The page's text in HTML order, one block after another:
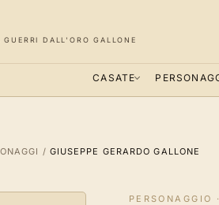
DALL'ORO GALLONE
CASATE
/ GIUSEPPE GERARDO GALLONE